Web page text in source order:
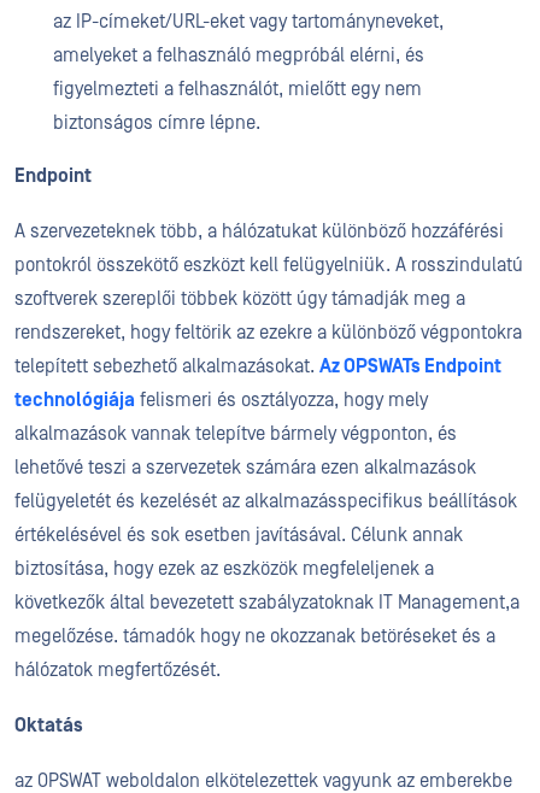
az IP-címeket/URL-eket vagy tartományneveket,
amelyeket a felhasználó megpróbál elérni, és
figyelmezteti a felhasználót, mielőtt egy nem
biztonságos címre lépne.
Endpoint
A szervezeteknek több, a hálózatukat különböző hozzáférési
pontokról összekötő eszközt kell felügyelniük. A rosszindulatú
szoftverek szereplői többek között úgy támadják meg a
rendszereket, hogy feltörik az ezekre a különböző végpontokra
telepített sebezhető alkalmazásokat. Az OPSWATs Endpoint
technológiája felismeri és osztályozza, hogy mely
alkalmazások vannak telepítve bármely végponton, és
lehetővé teszi a szervezetek számára ezen alkalmazások
felügyeletét és kezelését az alkalmazásspecifikus beállítások
értékelésével és sok esetben javításával. Célunk annak
biztosítása, hogy ezek az eszközök megfeleljenek a
következők által bevezetett szabályzatoknak T Management,a
megelőzése. támadók hogy ne okozzanak betöréseket és a
hálózatok megfertőzését.
Oktatás
az OPSWAT weboldalon elkötelezettek vagyunk az emberekbe